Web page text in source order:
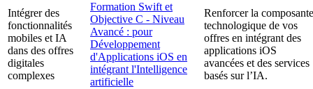
Intégrer des
fonctionnalités
mobiles et IA
dans des offres
digitales
complexes
Formation Swift et
Objective C - Niveau
Avancé : pour
Développement
d'Applications iOS en
intégrant l'Intelligence
artificielle
Renforcer la composante
technologique de vos
offres en intégrant des
applications iOS
avancées et des services
basés sur l’IA.